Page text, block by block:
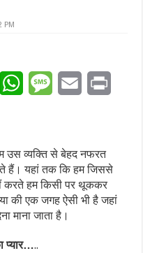
PM
TwitterWhatsAppMessageEmail
उस व्यक्ति से बेहद नफरत
हैं। यहां तक कि हम जिससे
हम किसी पर थूककर
की एक जगह ऐसी भी है जहां
माना जाता है।
प्यार…..